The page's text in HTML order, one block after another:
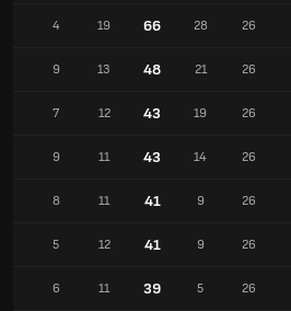
26
28
66
19
4
26
21
48
13
9
26
19
43
12
7
26
14
43
11
9
26
9
41
11
8
26
9
41
12
5
26
5
39
11
6